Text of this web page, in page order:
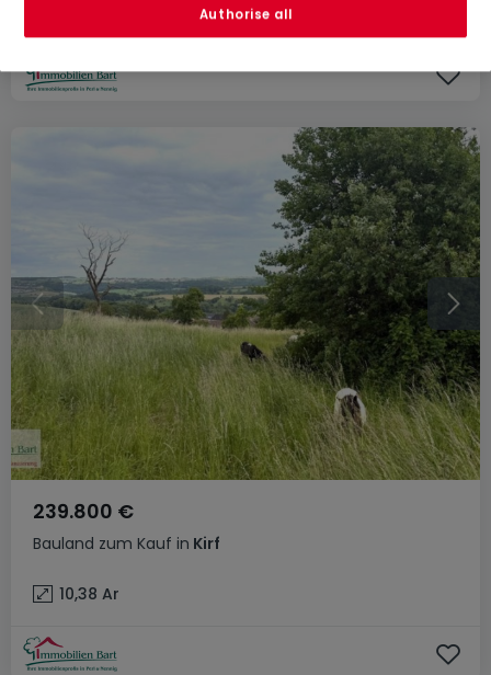
Bauland zum Kauf in Kirf
239.800 €
10,38 Ar
Authorise all